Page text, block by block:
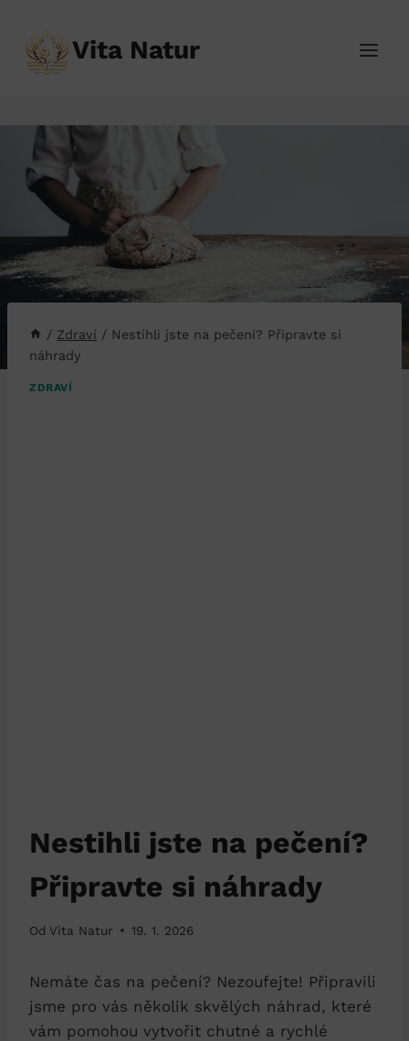
obsah
Vita Natur
/ Zdraví / Nestihli jste na pečení? Připravte si
náhrady
ZDRAVÍ
Nestihli jste na pečení?
Připravte si náhrady
Od Vita Natur 19. 1. 2026
Nemáte čas na pečení? Nezoufejte! Připravili
jsme pro vás několik skvělých náhrad, které
vám pomohou vytvořit chutné a rychlé